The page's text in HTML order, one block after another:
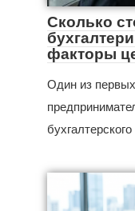
Сколько
факторы
Один из